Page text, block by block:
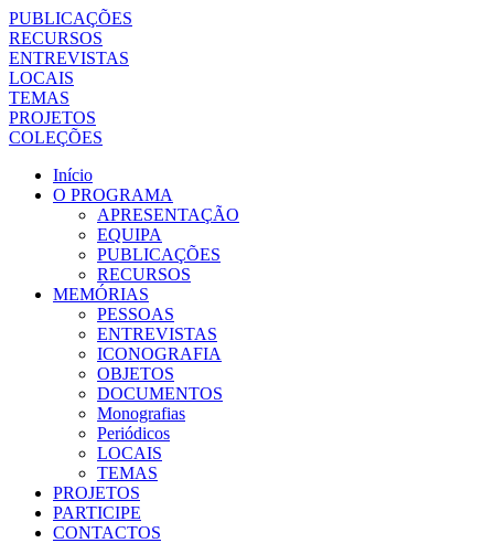
PUBLICAÇÕES
RECURSOS
ENTREVISTAS
LOCAIS
TEMAS
PROJETOS
COLEÇÕES
Início
O PROGRAMA
APRESENTAÇÃO
EQUIPA
PUBLICAÇÕES
RECURSOS
MEMÓRIAS
PESSOAS
ENTREVISTAS
ICONOGRAFIA
OBJETOS
DOCUMENTOS
Monografias
Periódicos
LOCAIS
TEMAS
PROJETOS
PARTICIPE
CONTACTOS